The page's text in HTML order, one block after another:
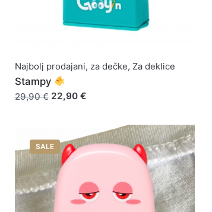
Najbolj prodajani, za dečke, Za deklice
Stampy
29,90 €22,90 €
SALE